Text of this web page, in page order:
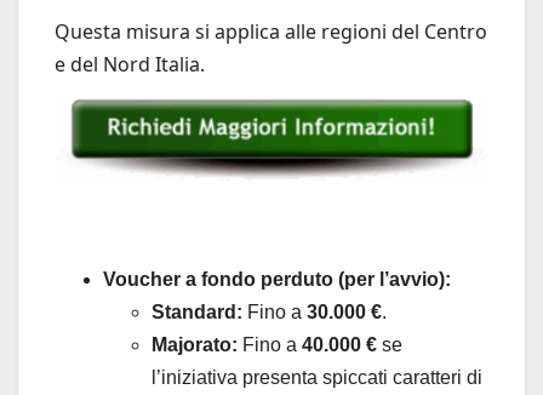
Questa misura si applica alle regioni del Centro
e del Nord Italia.
Voucher a fondo perduto (per l’avvio):
Standard: Fino a 30.000 €.
Majorato: Fino a 40.000 € se
l’iniziativa presenta spiccati caratteri di